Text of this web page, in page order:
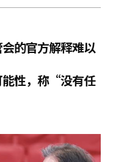
章 小
的官方解释难以
能性，称“没有任